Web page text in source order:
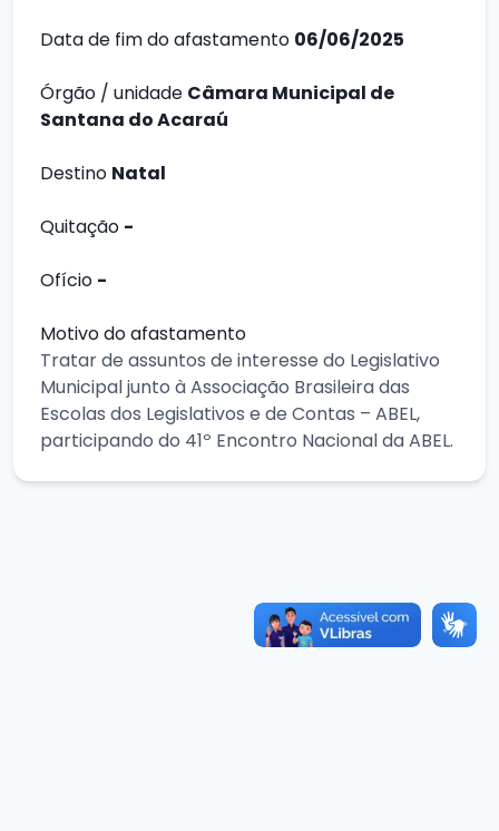
Data de fim do afastamento 06/06/2025
Órgão / unidade Câmara Municipal de
Santana do Acaraú
Destino Natal
Quitação -
Ofício -
Motivo do afastamento
Tratar de assuntos de interesse do Legislativo
Municipal junto à Associação Brasileira das
Escolas dos Legislativos e de Contas – ABEL,
participando do 41º Encontro Nacional da ABEL.